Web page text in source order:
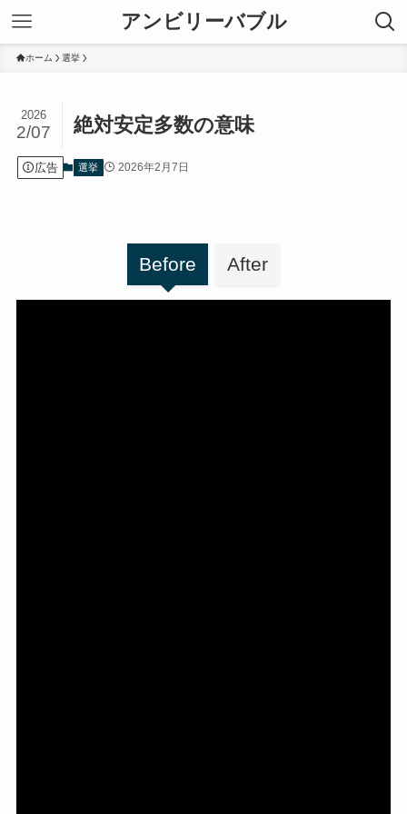
アンビリーバブル
ホーム 選挙
絶対安定多数の意味
2026
2/07
広告 選挙 2026年2月7日
Before After